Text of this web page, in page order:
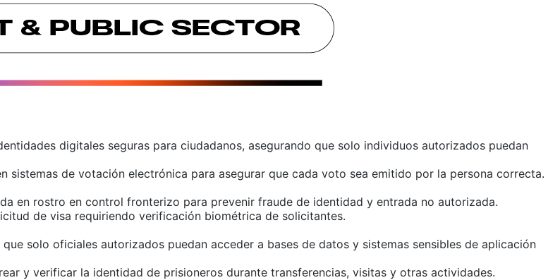
digitales seguras para ciudadanos, asegurando que solo individuos autorizados puedan
sistemas de votación electrónica para asegurar que cada voto sea emitido por la persona correcta.
en rostro en control fronterizo para prevenir fraude de identidad y entrada no autorizada.
de visa requiriendo verificación biométrica de solicitantes.
que solo oficiales autorizados puedan acceder a bases de datos y sistemas sensibles de aplicación
y verificar la identidad de prisioneros durante transferencias, visitas y otras actividades.